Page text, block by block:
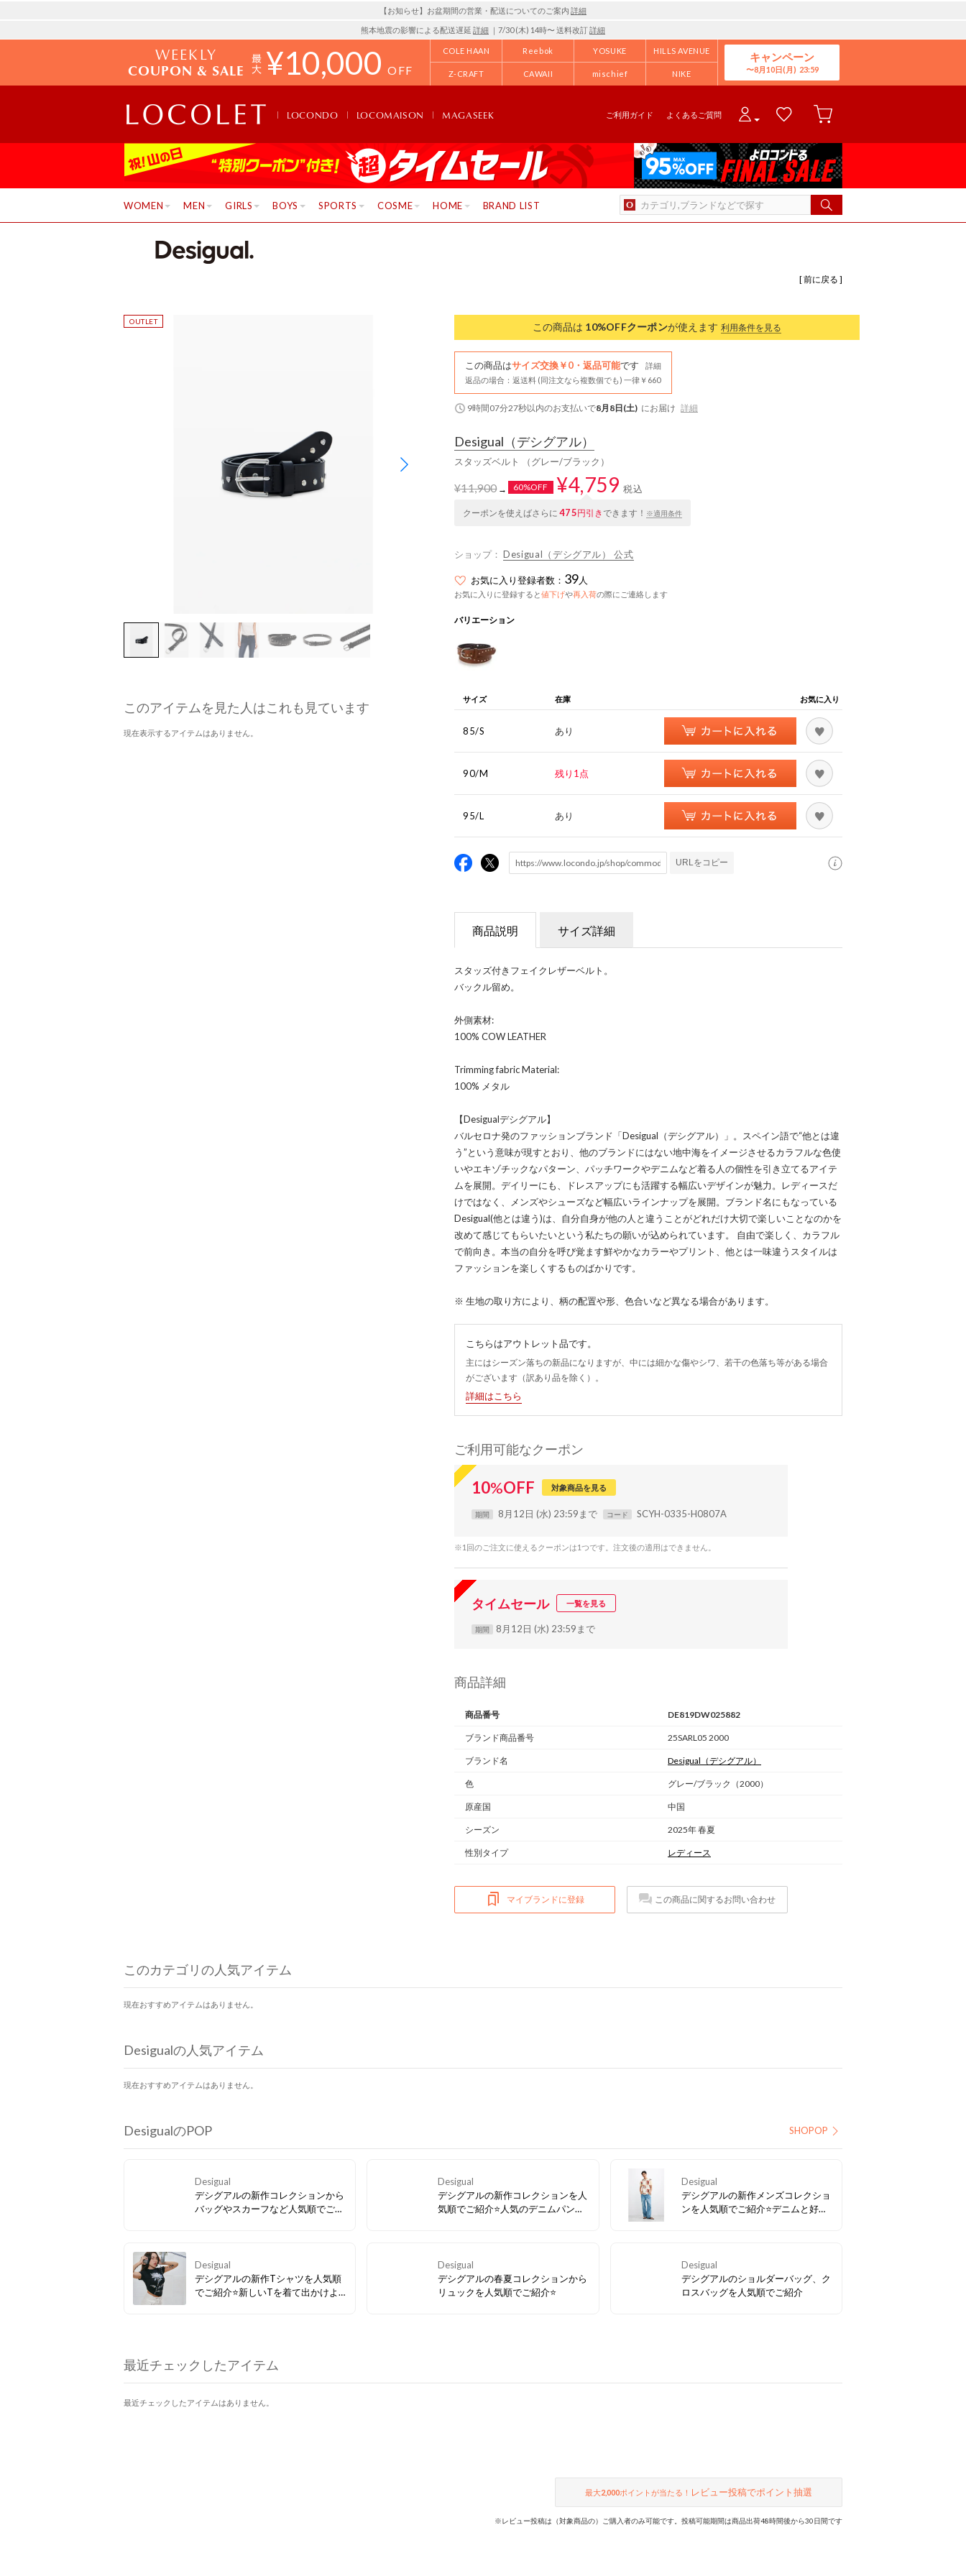
【お知らせ】お盆期間の営業・配送についてのご案内 詳細
熊本地震の影響による配送遅延 詳細 ｜7/30 (木) 14時〜 送料改訂詳細
WEEKLY
COUPON & SALE ¥10,000 OFF
COLE HAAN Reebok YOSUKE HILLS AVENUE
Z-CRAFT CAWAII mischief NIKE
キャンペーン
8月10日(月)
LOCONDO LOCOMAISON MAGASEEK ご利用ガイド よくあるご質問
WOMEN MEN GIRLS BOYS SPORTS COSME HOME BRAND LIST
[ 前に戻る ]
このアイテムを見た人はこれも見ています
現在表示するアイテムはありません。
この商品は 10%OFFクーポンが使えます 利用条件を見る
この商品はサイズ交換￥0・返品可能です
詳細
返品の場合：返送料 (同注文なら複数個でも) 一律￥660
9時間07分26秒以内のお支払いで8月8日(土) にお届け 詳細
Desigual （デシグアル）
スタッズベルト （グレー/ブラック）
¥11,900→ 60%OFF ¥4,759 税込
クーポンを使えばさらに 475円引きできます！ ※適用条件
ショップ： Desigual（デシグアル） 公式
お気に入り登録者数： 39人
お気に入りに登録すると値下げや再入荷の際にご連絡します
バリエーション
サイズ 在庫 お気に入り
85/S あり
90/M 残り1点
95/L あり
URLをコピー
商品説明 サイズ詳細
スタッズ付きフェイクレザーベルト。
バックル留め。
外側素材:
100% COW LEATHER
Trimming fabric Material:
100% メタル
【Desigualデシグアル】
バルセロナ発のファッションブランド「Desigual（デシグアル）」。スペイン語で“他とは違
う”という意味が現すとおり、他のブランドにはない地中海をイメージさせるカラフルな色使
いやエキゾチックなパターン、パッチワークやデニムなど着る人の個性を引き立てるアイテ
ムを展開。デイリーにも、ドレスアップにも活躍する幅広いデザインが魅力。レディースだ
けではなく、メンズやシューズなど幅広いラインナップを展開。ブランド名にもなっている
Desigual(他とは違う)は、自分自身が他の人と違うことがどれだけ大切で楽しいことなのかを
改めて感じてもらいたいという私たちの願いが込められています。 自由で楽しく、カラフル
で前向き。本当の自分を呼び覚ます鮮やかなカラーやプリント、他とは一味違うスタイルは
ファッションを楽しくするものばかりです。
※ 生地の取り方により、柄の配置や形、色合いなど異なる場合があります。
こちらはアウトレット品です。
主にはシーズン落ちの新品になりますが、中には細かな傷やシワ、若干の色落ち等がある場合
がございます（訳あり品を除く）。
詳細はこちら
ご利用可能なクーポン
10%OFF 対象商品を見る
期間 8月12日 (水) 23:59まで コード SCYH-0335-H0807A
※1回のご注文に使えるクーポンは1つです。注文後の適用はできません。
タイムセール 一覧を見る
期間 8月12日 (水) 23:59まで
商品詳細
商品番号 DE819DW025882
ブランド商品番号 25SARL05 2000
ブランド名 Desigual （デシグアル）
色 グレー/ブラック（2000）
原産国 中国
シーズン 2025年 春夏
性別タイプ レディース
マイブランドに登録 この商品に関するお問い合わせ
このカテゴリの人気アイテム
現在おすすめアイテムはありません。
Desigualの人気アイテム
現在おすすめアイテムはありません。
DesigualのPOP SHOPOP
Desigual
デシグアルの新作コレクションから
バッグやスカーフなど人気順でご紹
Desigual
デシグアルの新作コレクションを人
気順でご紹介⭐人気のデニムパンツ
Desigual
デシグアルの新作メンズコレクショ
ンを人気順でご紹介⭐デニムと好相
Desigual
デシグアルの新作Tシャツを人気順
でご紹介⭐新しいTを着て出かけよ
Desigual
デシグアルの春夏コレクションから
リュックを人気順でご紹介⭐
Desigual
デシグアルのショルダーバッグ、ク
ロスバッグを人気順でご紹介
最近チェックしたアイテム
最近チェックしたアイテムはありません。
最大2,000ポイントが当たる！ レビュー投稿でポイント抽選
※レビュー投稿は（対象商品の）ご購入者のみ可能です。投稿可能期間は商品出荷48時間後から30日間です